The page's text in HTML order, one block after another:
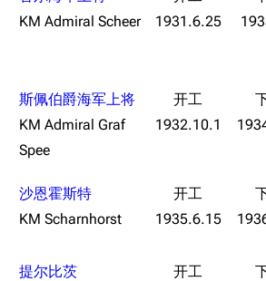
首页
留言讨论页
新文件
新页面
帮助
资助百科
新手入门
海域资料
经验计算
任务
好感度
KM Admiral Scheer
1931.6.25
斯佩伯爵海军上将
KM Admiral Graf
Spee
1932.10.1
沙恩霍斯特
KM Scharnhorst
1935.6.15
提尔比茨